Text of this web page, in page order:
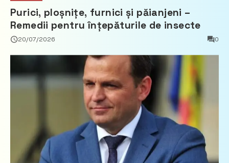
Purici, ploșnițe, furnici și păianjeni –
Remedii pentru înțepăturile de insecte
20/07/2026 0